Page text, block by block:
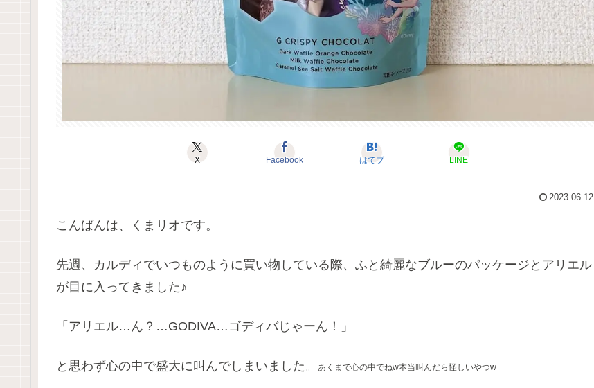
X Facebook はてブ LINE
2023.06.12
こんばんは、くまリオです。
先週、カルディでいつものように買い物している際、ふと綺麗なブルーのパッケージとアリエル
が目に入ってきました♪
「アリエル…ん？…GODIVA…ゴディバじゃーん！」
と思わず心の中で盛大に叫んでしまいました。 あくまで心の中でねw本当叫んだら怪しいやつw